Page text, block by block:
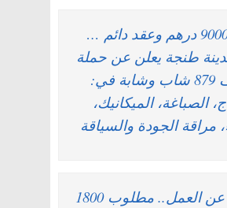
براتب 9000 درهم وعقد دائم …
طنجة يعلن عن حملة
توظيف 879 شاب وشابة في:
الصباغة، الميكانيك،
مراقة الجودة والسياقة
للباحثين عن العمل.. مطلوب 1800